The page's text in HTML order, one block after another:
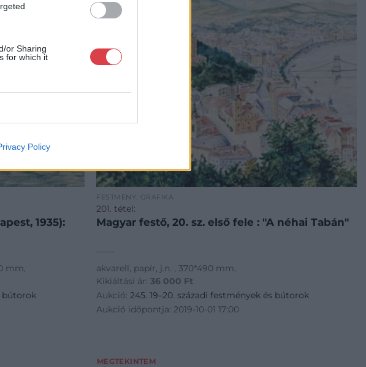
or Sharing
for which it
Policy
1935):
mm,
bútorok
FESTMÉNY, GRAFIKA
201. tétel:
Magyar festő, 20. sz. első fele : "A néhai Tabán"
akvarell, papír, j.n. , 370*490 mm,
Kikiáltási ár:36 000 Ft
Aukció:245. 19–20. századi festmények és bútorok
Aukció időpontja: 2019-10-01 17:00
MEGTEKINTEM